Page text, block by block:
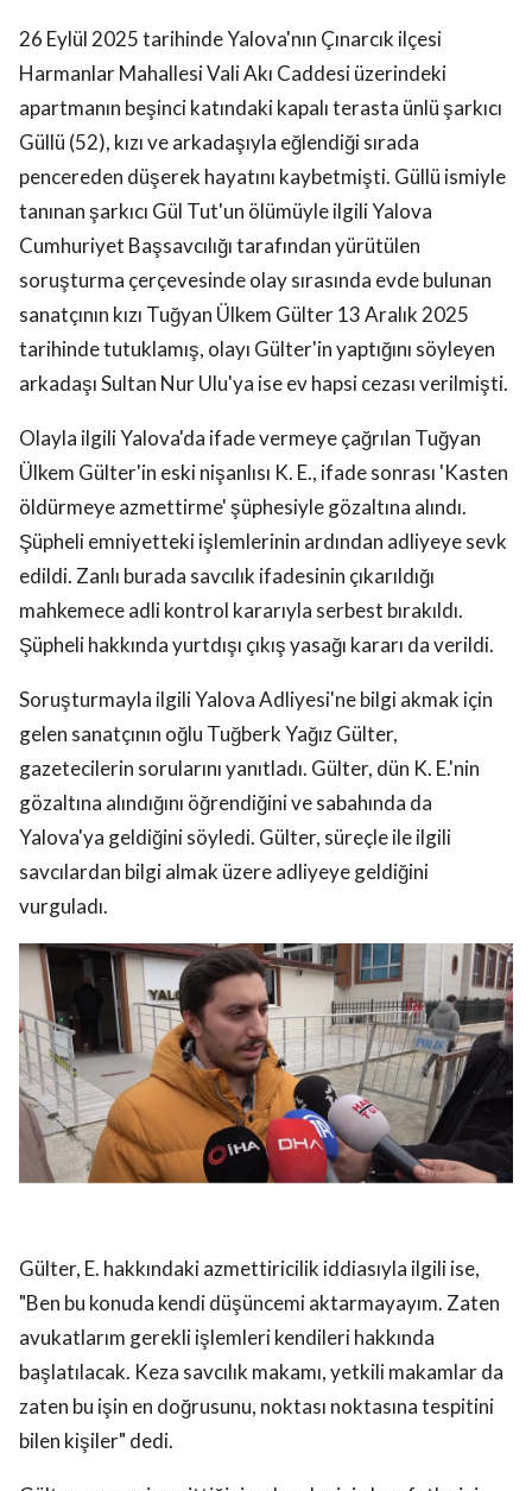
26 Eylül 2025 tarihinde Yalova'nın Çınarcık ilçesi
Harmanlar Mahallesi Vali Akı Caddesi üzerindeki
apartmanın beşinci katındaki kapalı terasta ünlü şarkıcı
Güllü (52), kızı ve arkadaşıyla eğlendiği sırada
pencereden düşerek hayatını kaybetmişti. Güllü ismiyle
tanınan şarkıcı Gül Tut'un ölümüyle ilgili Yalova
Cumhuriyet Başsavcılığı tarafından yürütülen
soruşturma çerçevesinde olay sırasında evde bulunan
sanatçının kızı Tuğyan Ülkem Gülter 13 Aralık 2025
tarihinde tutuklamış, olayı Gülter'in yaptığını söyleyen
arkadaşı Sultan Nur Ulu'ya ise ev hapsi cezası verilmişti.
Olayla ilgili Yalova'da ifade vermeye çağrılan Tuğyan
Ülkem Gülter'in eski nişanlısı K. E., ifade sonrası 'Kasten
öldürmeye azmettirme' şüphesiyle gözaltına alındı.
Şüpheli emniyetteki işlemlerinin ardından adliyeye sevk
edildi. Zanlı burada savcılık ifadesinin çıkarıldığı
mahkemece adli kontrol kararıyla serbest bırakıldı.
Şüpheli hakkında yurtdışı çıkış yasağı kararı da verildi.
Soruşturmayla ilgili Yalova Adliyesi'ne bilgi akmak için
gelen sanatçının oğlu Tuğberk Yağız Gülter,
gazetecilerin sorularını yanıtladı. Gülter, dün K. E.'nin
gözaltına alındığını öğrendiğini ve sabahında da
Yalova'ya geldiğini söyledi. Gülter, süreçle ile ilgili
savcılardan bilgi almak üzere adliyeye geldiğini
vurguladı.
Gülter, E. hakkındaki azmettiricilik iddiasıyla ilgili ise,
"Ben bu konuda kendi düşüncemi aktarmayayım. Zaten
avukatlarım gerekli işlemleri kendileri hakkında
başlatılacak. Keza savcılık makamı, yetkili makamlar da
zaten bu işin en doğrusunu, noktası noktasına tespitini
bilen kişiler" dedi.